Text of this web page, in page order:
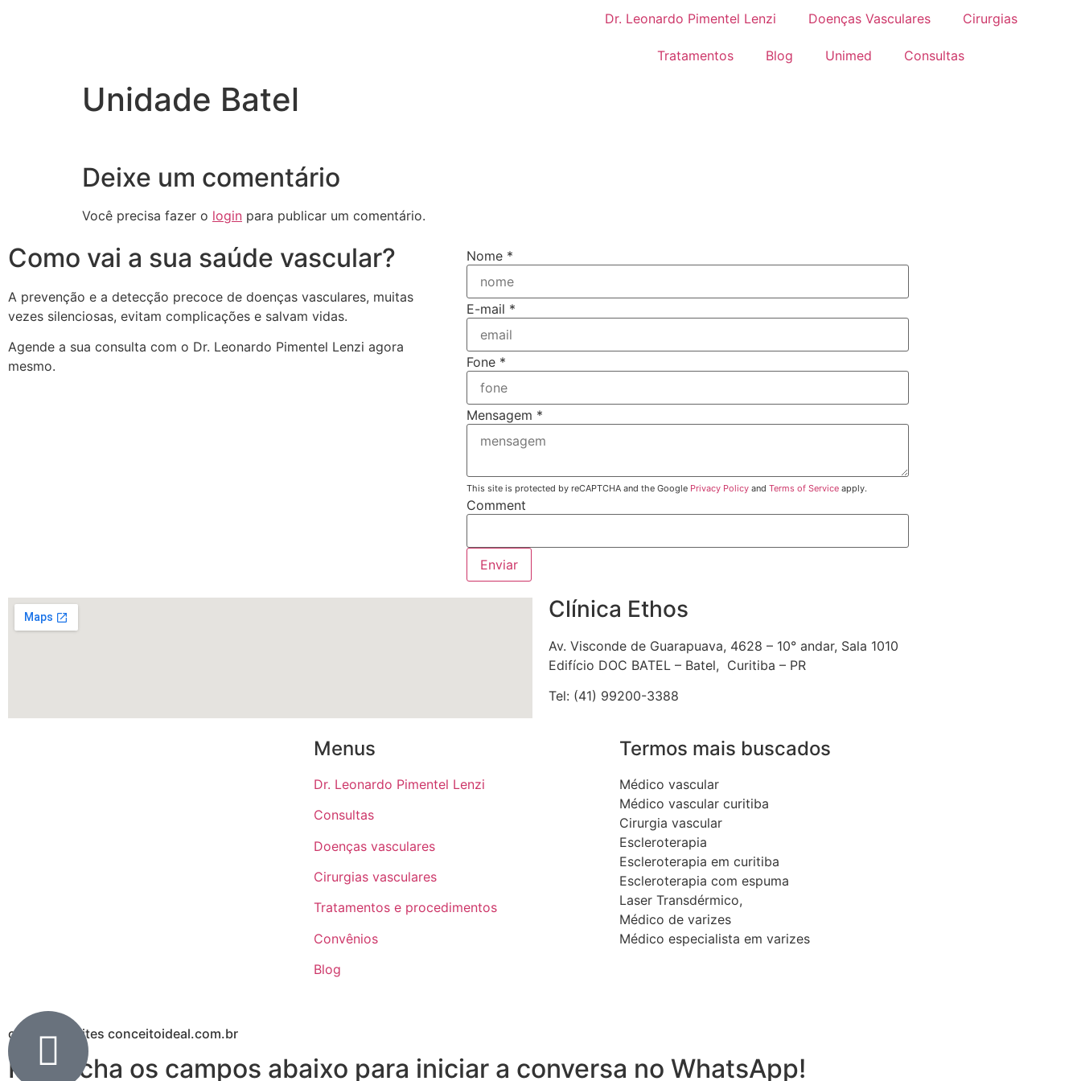
Dr. Leonardo Pimentel Lenzi Doenças Vasculares Cirurgias
Tratamentos Blog Unimed Consultas
Unidade Batel
Deixe um comentário
Você precisa fazer o login para publicar um comentário.
Como vai a sua saúde vascular?
A prevenção e a detecção precoce de doenças vasculares, muitas
vezes silenciosas, evitam complicações e salvam vidas.
Agende a sua consulta com o Dr. Leonardo Pimentel Lenzi agora
mesmo.
Nome *
E-mail *
Fone *
Mensagem *
This site is protected by reCAPTCHA and the Google Privacy Policy and Terms of Service apply.
Comment
Enviar
Clínica Ethos
Av. Visconde de Guarapuava, 4628 – 10° andar, Sala 1010
Edifício DOC BATEL – Batel, Curitiba – PR
Tel: (41) 99200-3388
Menus
Dr. Leonardo Pimentel Lenzi
Consultas
Doenças vasculares
Cirurgias vasculares
Tratamentos e procedimentos
Convênios
Blog
Termos mais buscados
Médico vascular
Médico vascular curitiba
Cirurgia vascular
Escleroterapia
Escleroterapia em curitiba
Escleroterapia com espuma
Laser Transdérmico,
Médico de varizes
Médico especialista em varizes
criação de sites conceitoideal.com.br
Preencha os campos abaixo para iniciar a conversa no WhatsApp!